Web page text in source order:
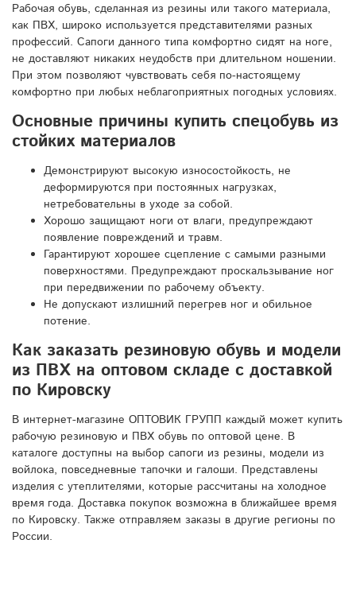
Рабочая обувь, сделанная из резины или такого материала,
как ПВХ, широко используется представителями разных
профессий. Сапоги данного типа комфортно сидят на ноге,
не доставляют никаких неудобств при длительном ношении.
При этом позволяют чувствовать себя по-настоящему
комфортно при любых неблагоприятных погодных условиях.
Основные причины купить спецобувь из
стойких материалов
Демонстрируют высокую износостойкость, не
деформируются при постоянных нагрузках,
нетребовательны в уходе за собой.
Хорошо защищают ноги от влаги, предупреждают
появление повреждений и травм.
Гарантируют хорошее сцепление с самыми разными
поверхностями. Предупреждают проскальзывание ног
при передвижении по рабочему объекту.
Не допускают излишний перегрев ног и обильное
потение.
Как заказать резиновую обувь и модели
из ПВХ на оптовом складе с доставкой
по Кировску
В интернет-магазине ОПТОВИК ГРУПП каждый может купить
рабочую резиновую и ПВХ обувь по оптовой цене. В
каталоге доступны на выбор сапоги из резины, модели из
войлока, повседневные тапочки и галоши. Представлены
изделия с утеплителями, которые рассчитаны на холодное
время года. Доставка покупок возможна в ближайшее время
по Кировску. Также отправляем заказы в другие регионы по
России.